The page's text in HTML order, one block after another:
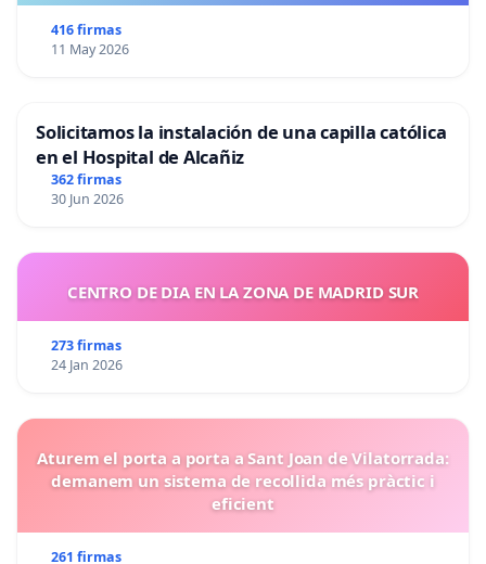
416 firmas
11 May 2026
Solicitamos la instalación de una capilla católica
en el Hospital de Alcañiz
362 firmas
30 Jun 2026
CENTRO DE DIA EN LA ZONA DE MADRID SUR
273 firmas
24 Jan 2026
Aturem el porta a porta a Sant Joan de Vilatorrada:
demanem un sistema de recollida més pràctic i
eficient
261 firmas